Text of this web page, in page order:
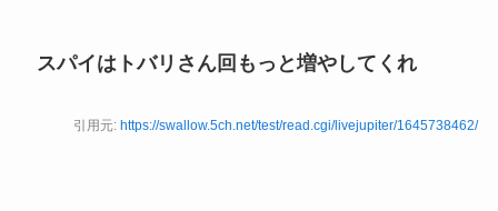
スパイはトバリさん回もっと増やしてくれ
引用元: https://swallow.5ch.net/test/read.cgi/livejupiter/1645738462/